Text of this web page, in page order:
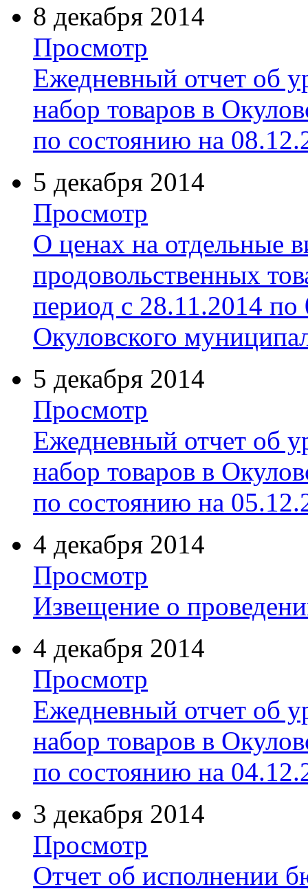
8 декабря 2014
Просмотр
Ежедневный отчет об
набор товаров в
по состоянию на
5 декабря 2014
Просмотр
О ценах на отдельные
продовольственных
период с 28.11.2014
Окуловского
5 декабря 2014
Просмотр
Ежедневный отчет об
набор товаров в
по состоянию на
4 декабря 2014
Просмотр
Извещение о
4 декабря 2014
Просмотр
Ежедневный отчет об
набор товаров в
по состоянию на
3 декабря 2014
Просмотр
Отчет об исполнении